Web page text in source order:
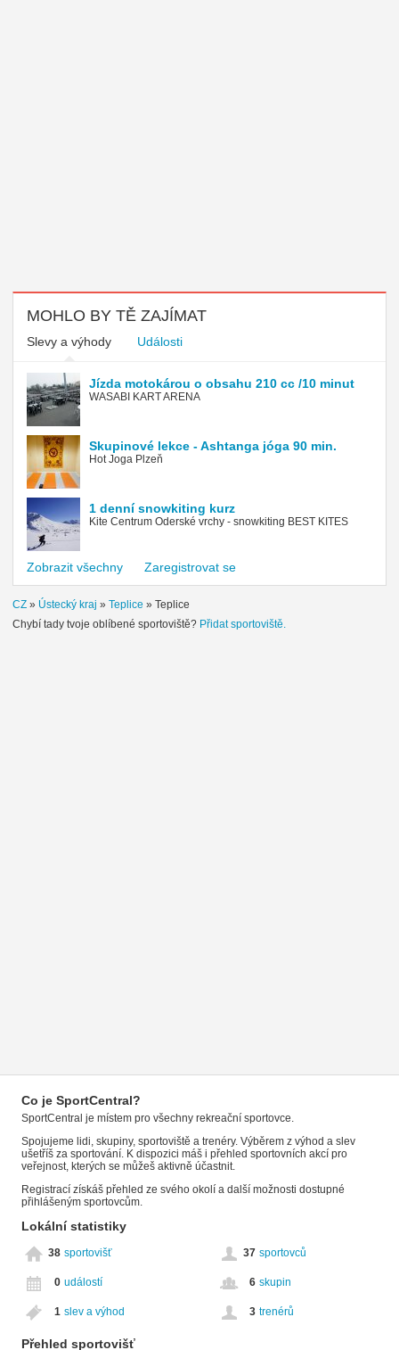
MOHLO BY TĚ ZAJÍMAT
Slevy a výhody Události
Jízda motokárou o obsahu 210 cc /10 minut
WASABI KART ARENA
Skupinové lekce - Ashtanga jóga 90 min.
Hot Joga Plzeň
1 denní snowkiting kurz
Kite Centrum Oderské vrchy - snowkiting BEST KITES
Zobrazit všechny Zaregistrovat se
CZ » Ústecký kraj » Teplice » Teplice
Chybí tady tvoje oblíbené sportoviště? Přidat sportoviště.
Co je SportCentral?
SportCentral je místem pro všechny rekreační sportovce.
Spojujeme lidi, skupiny, sportoviště a trenéry. Výběrem z výhod a slev
ušetříš za sportování. K dispozici máš i přehled sportovních akcí pro
veřejnost, kterých se můžeš aktivně účastnit.
Registrací získáš přehled ze svého okolí a další možnosti dostupné
přihlášeným sportovcům.
Lokální statistiky
38 sportovišť 37 sportovců
0 událostí 6 skupin
1 slev a výhod 3 trenérů
Přehled sportovišť